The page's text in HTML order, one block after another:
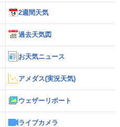
2週間天気
過去天気図
お天気ニュース
アメダス(実況天気)
ウェザーリポート
ライブカメラ